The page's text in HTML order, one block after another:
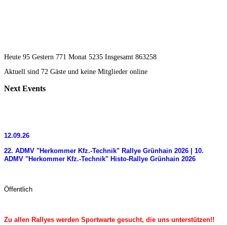
Heute 95 Gestern 771 Monat 5235 Insgesamt 863258
Aktuell sind 72 Gäste und keine Mitglieder online
Next Events
12.09.26
22. ADMV "Herkommer Kfz.-Technik" Rallye Grünhain 2026 | 10.
ADMV "Herkommer Kfz.-Technik" Histo-Rallye Grünhain 2026
Öffentlich
Zu allen Rallyes werden Sportwarte gesucht, die uns unterstützen!!